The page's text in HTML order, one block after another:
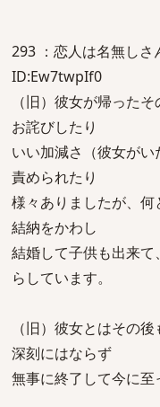
293 ：恋人は名無し
ID:Ew7twpIf0
（旧）彼女が帰った
お詫びしたり
いい加減さ（彼女が
責められたり
様々ありましたが、
結納をかわし
結婚して子供も出来
らしています。
（旧）彼女とはその
深刻にはならず
無事に終了して今に至